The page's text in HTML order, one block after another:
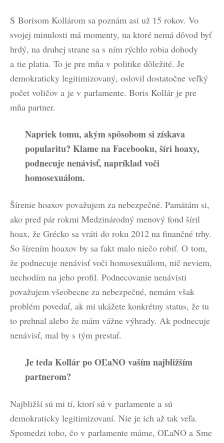
S Borisom Kollárom sa poznám asi už 15 rokov. Vo
svojej minulosti má momenty, na ktoré nemá dôvod byť
hrdý, na druhej strane sa s ním rýchlo robia dohody
a tie platia. To je pre mňa v politike dôležité. Je
demokraticky legitimizovaný, oslovil dostatočne veľký
počet voličov a je v parlamente. Boris Kollár je pre
mňa partner.
Napriek tomu, akým spôsobom si získava
popularitu? Klame na Facebooku, šíri hoaxy,
podnecuje nenávisť, napríklad voči
homosexuálom.
Šírenie hoaxov považujem za nebezpečné. Pamätám si,
ako pred pár rokmi Medzinárodný menový fond šíril
hoax, že Grécko sa vráti do roku 2012 na finančné trhy.
So šírením hoaxov by sa fakt malo niečo robiť. O tom,
že podnecuje nenávisť voči homosexuálom, nič neviem,
nechodím na jeho profil. Podnecovanie nenávisti
považujem všeobecne za nebezpečné, nemám však
problém povedať, ak mi ukážete konkrétny status, že tu
to prehnal alebo že mám vážne výhrady. Ak podnecuje
nenávisť, mal by s tým prestať.
Je teda Kollár po OĽaNO vaším najbližším
partnerom?
Najbližší sú mi tí, ktorí sú v parlamente a sú
demokraticky legitimizovaní. Nie je ich až tak veľa.
Spomedzi toho, čo v parlamente máme, OĽaNO a Sme